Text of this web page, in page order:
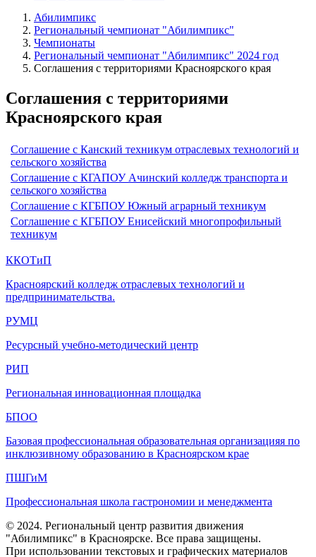
Абилимпикс
Региональный чемпионат "Абилимпикс"
Чемпионаты
Региональный чемпионат "Абилимпикс" 2024 год
Соглашения с территориями Красноярского края
Соглашения с территориями
Красноярского края
Соглашение с Канский техникум отраслевых технологий и
сельского хозяйства
Соглашение с КГАПОУ Ачинский колледж транспорта и
сельского хозяйства
Соглашение с КГБПОУ Южный аграрный техникум
Соглашение с КГБПОУ Енисейский многопрофильный
техникум
ККОТиП
Красноярский колледж отраслевых технологий и
предпринимательства.
РУМЦ
Ресурсный учебно-методический центр
РИП
Региональная инновационная площадка
БПОО
Базовая профессиональная образовательная организацияя по
инклюзивному образованию в Красноярском крае
ПШГиМ
Профессиональная школа гастрономии и менеджмента
© 2024. Региональный центр развития движения
"Абилимпикс" в Красноярске. Все права защищены.
При использовании текстовых и графических материалов